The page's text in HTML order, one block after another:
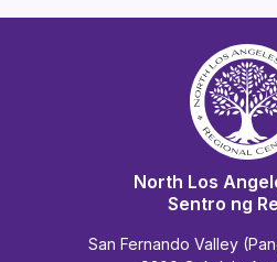
North Los
Sentro ng
San Fernando Valley